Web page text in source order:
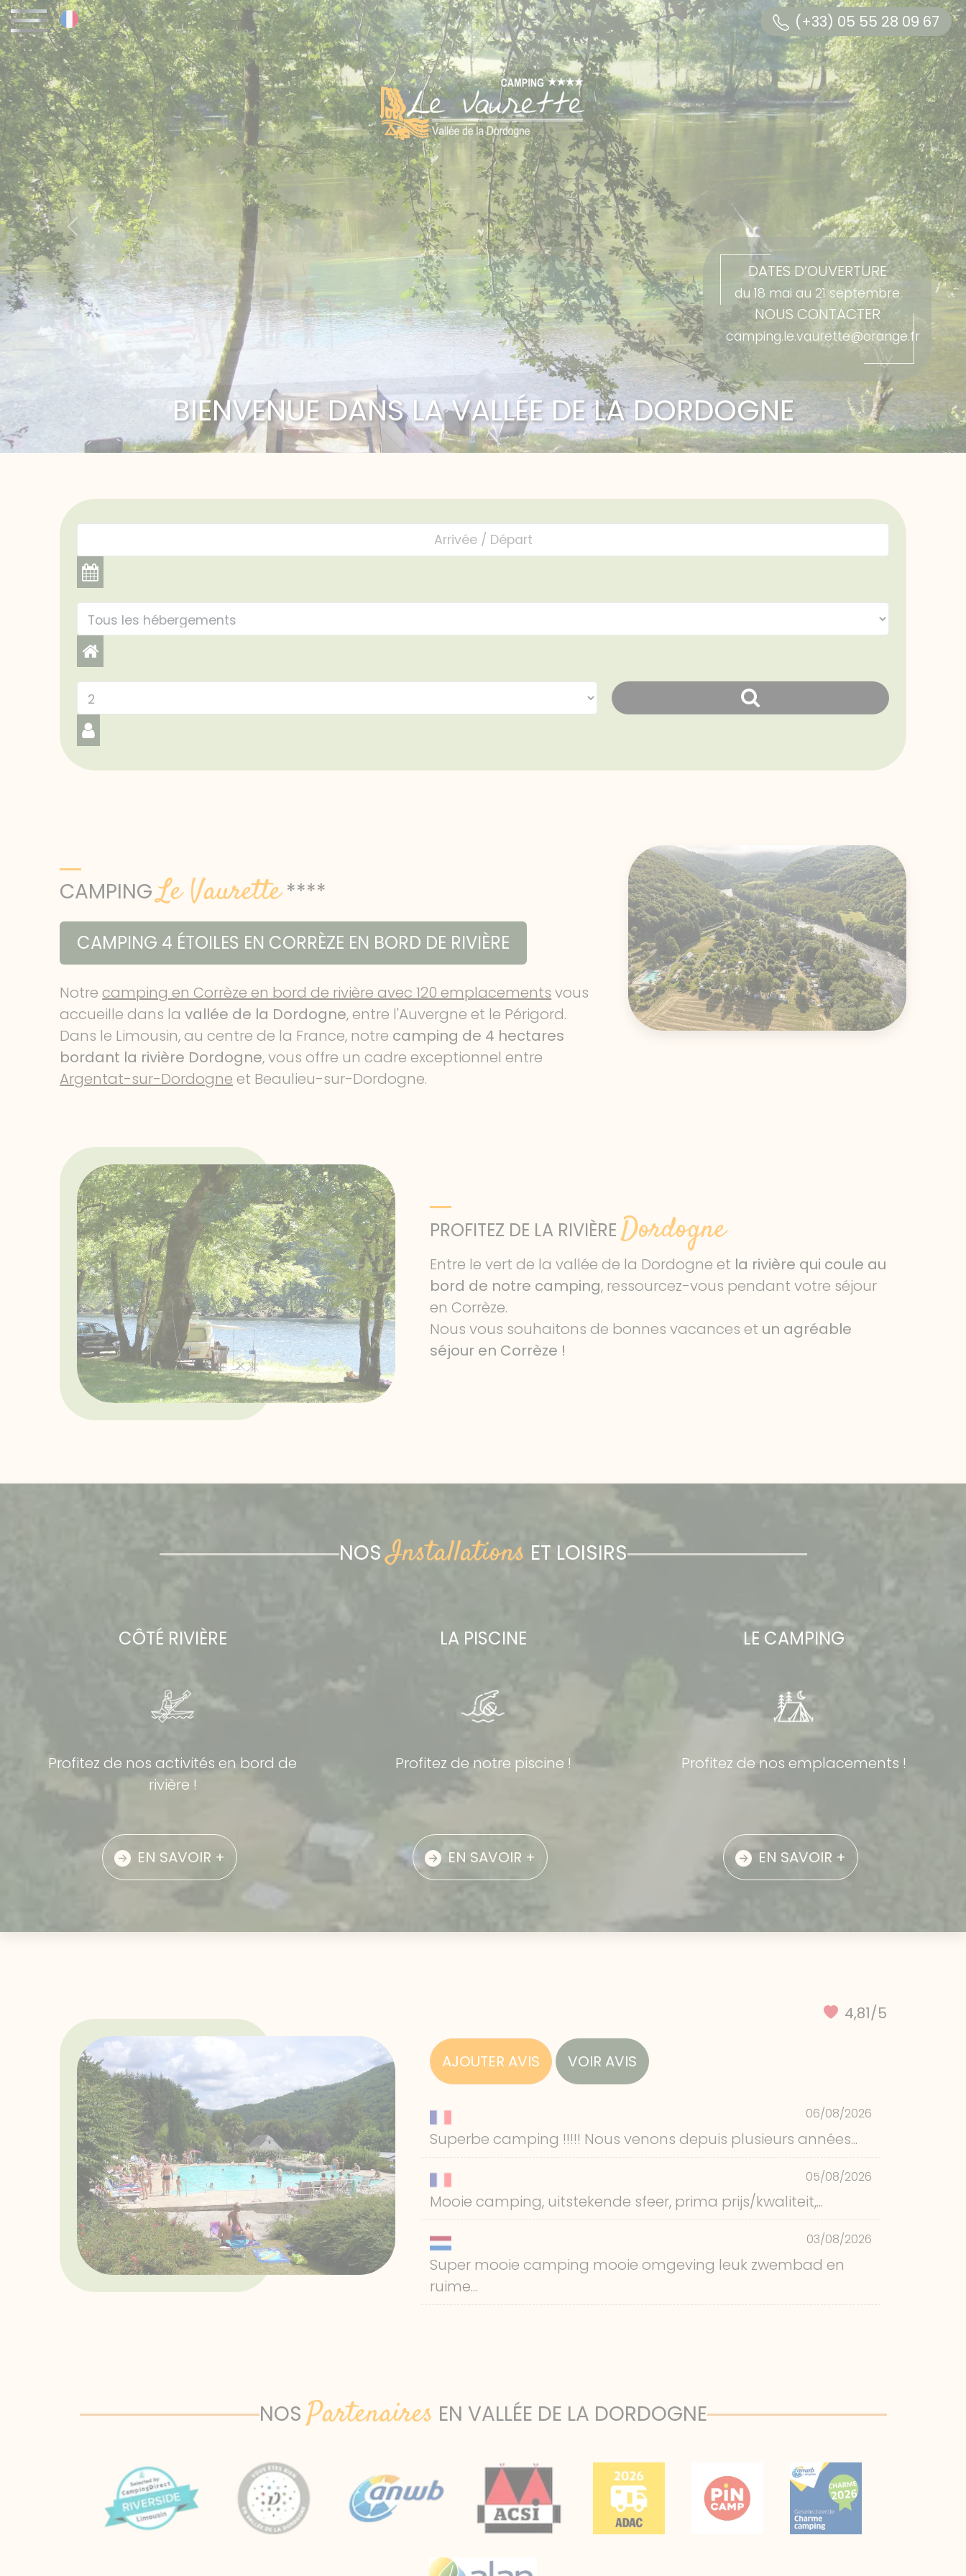
(+33) 05 55 28 09 67
Réservez vos prochaines vacances en Corrèze
FR (+33) 05 55 28 09 67
LE CAMPING
BIENVENUE
ACTIVITÉS & SERVICES
LOCATIONS
MOBIL HOMES
EMPLACEMENTS
PLAN DU CAMPING
TOURISME & ACTIVITÉS
VALLÉE DE LA DORDOGNE
BALADES & RANDO
INFOS PRATIQUES
CONTACT & ACCÈS
AVIS CLIENTS
BIENVENUE DANS LA VALLÉE DE LA DORDOGNE
Previous
Next
DATES D’OUVERTURE
du 18 mai au 21 septembre
NOUS CONTACTER
camping.le.vaurette@orange.fr
CAMPINGLe Vaurette****
CAMPING 4 ÉTOILES EN CORRÈZE EN BORD DE RIVIÈRE
Notrecamping en Corrèze en bord de rivière avec 120 emplacements vous
accueille dans lavallée de la Dordogne, entre l'Auvergne et le Périgord.
Dans le Limousin, au centre de la France, notre camping de 4 hectares
bordant la rivière Dordogne, vous offre un cadre exceptionnel entre
Argentat-sur-Dordogne et Beaulieu-sur-Dordogne.
PROFITEZ DE LA RIVIÈRE Dordogne
Entre le vert de la vallée de la Dordogne et la rivière qui coule au
bord de notre camping, ressourcez-vous pendant votre séjour
en Corrèze.
Nous vous souhaitons de bonnes vacances et un agréable
séjour en Corrèze !
NOSInstallations ET LOISIRS
CÔTÉ RIVIÈRE
Profitez de nos activités en bord de
rivière !
EN SAVOIR +
LA PISCINE
Profitez de notre piscine !
EN SAVOIR +
LE CAMPING
Profitez de nos emplacements !
EN SAVOIR +
4,81/5
AJOUTER AVIS VOIR AVIS
06/08/2026
Superbe camping !!!!! Nous venons depuis plusieurs années...
05/08/2026
Mooie camping, uitstekende sfeer, prima prijs/kwaliteit,...
03/08/2026
Super mooie camping mooie omgeving leuk zwembad en
ruime...
NOS Partenaires EN VALLÉE DE LA DORDOGNE
Panneau de gestion des cookies